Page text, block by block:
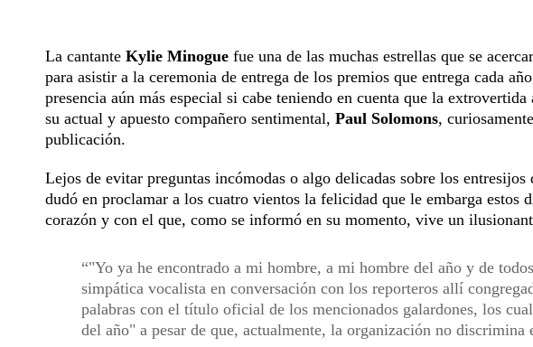
La cantante Kylie Minogue fue una de las muchas estrellas que se
para asistir a la ceremonia de entrega de los premios que entrega cada
presencia aún más especial si cabe teniendo en cuenta que la
su actual y apuesto compañero sentimental, Paul Solomons,
publicación.
Lejos de evitar preguntas incómodas o algo delicadas sobre los
dudó en proclamar a los cuatro vientos la felicidad que le embarga estos
corazón y con el que, como se informó en su momento, vive un
"Yo ya he encontrado a mi hombre, a mi hombre del año y de
simpática vocalista en conversación con los reporteros allí
palabras con el título oficial de los mencionados galardones, los
del año" a pesar de que, actualmente, la organización no